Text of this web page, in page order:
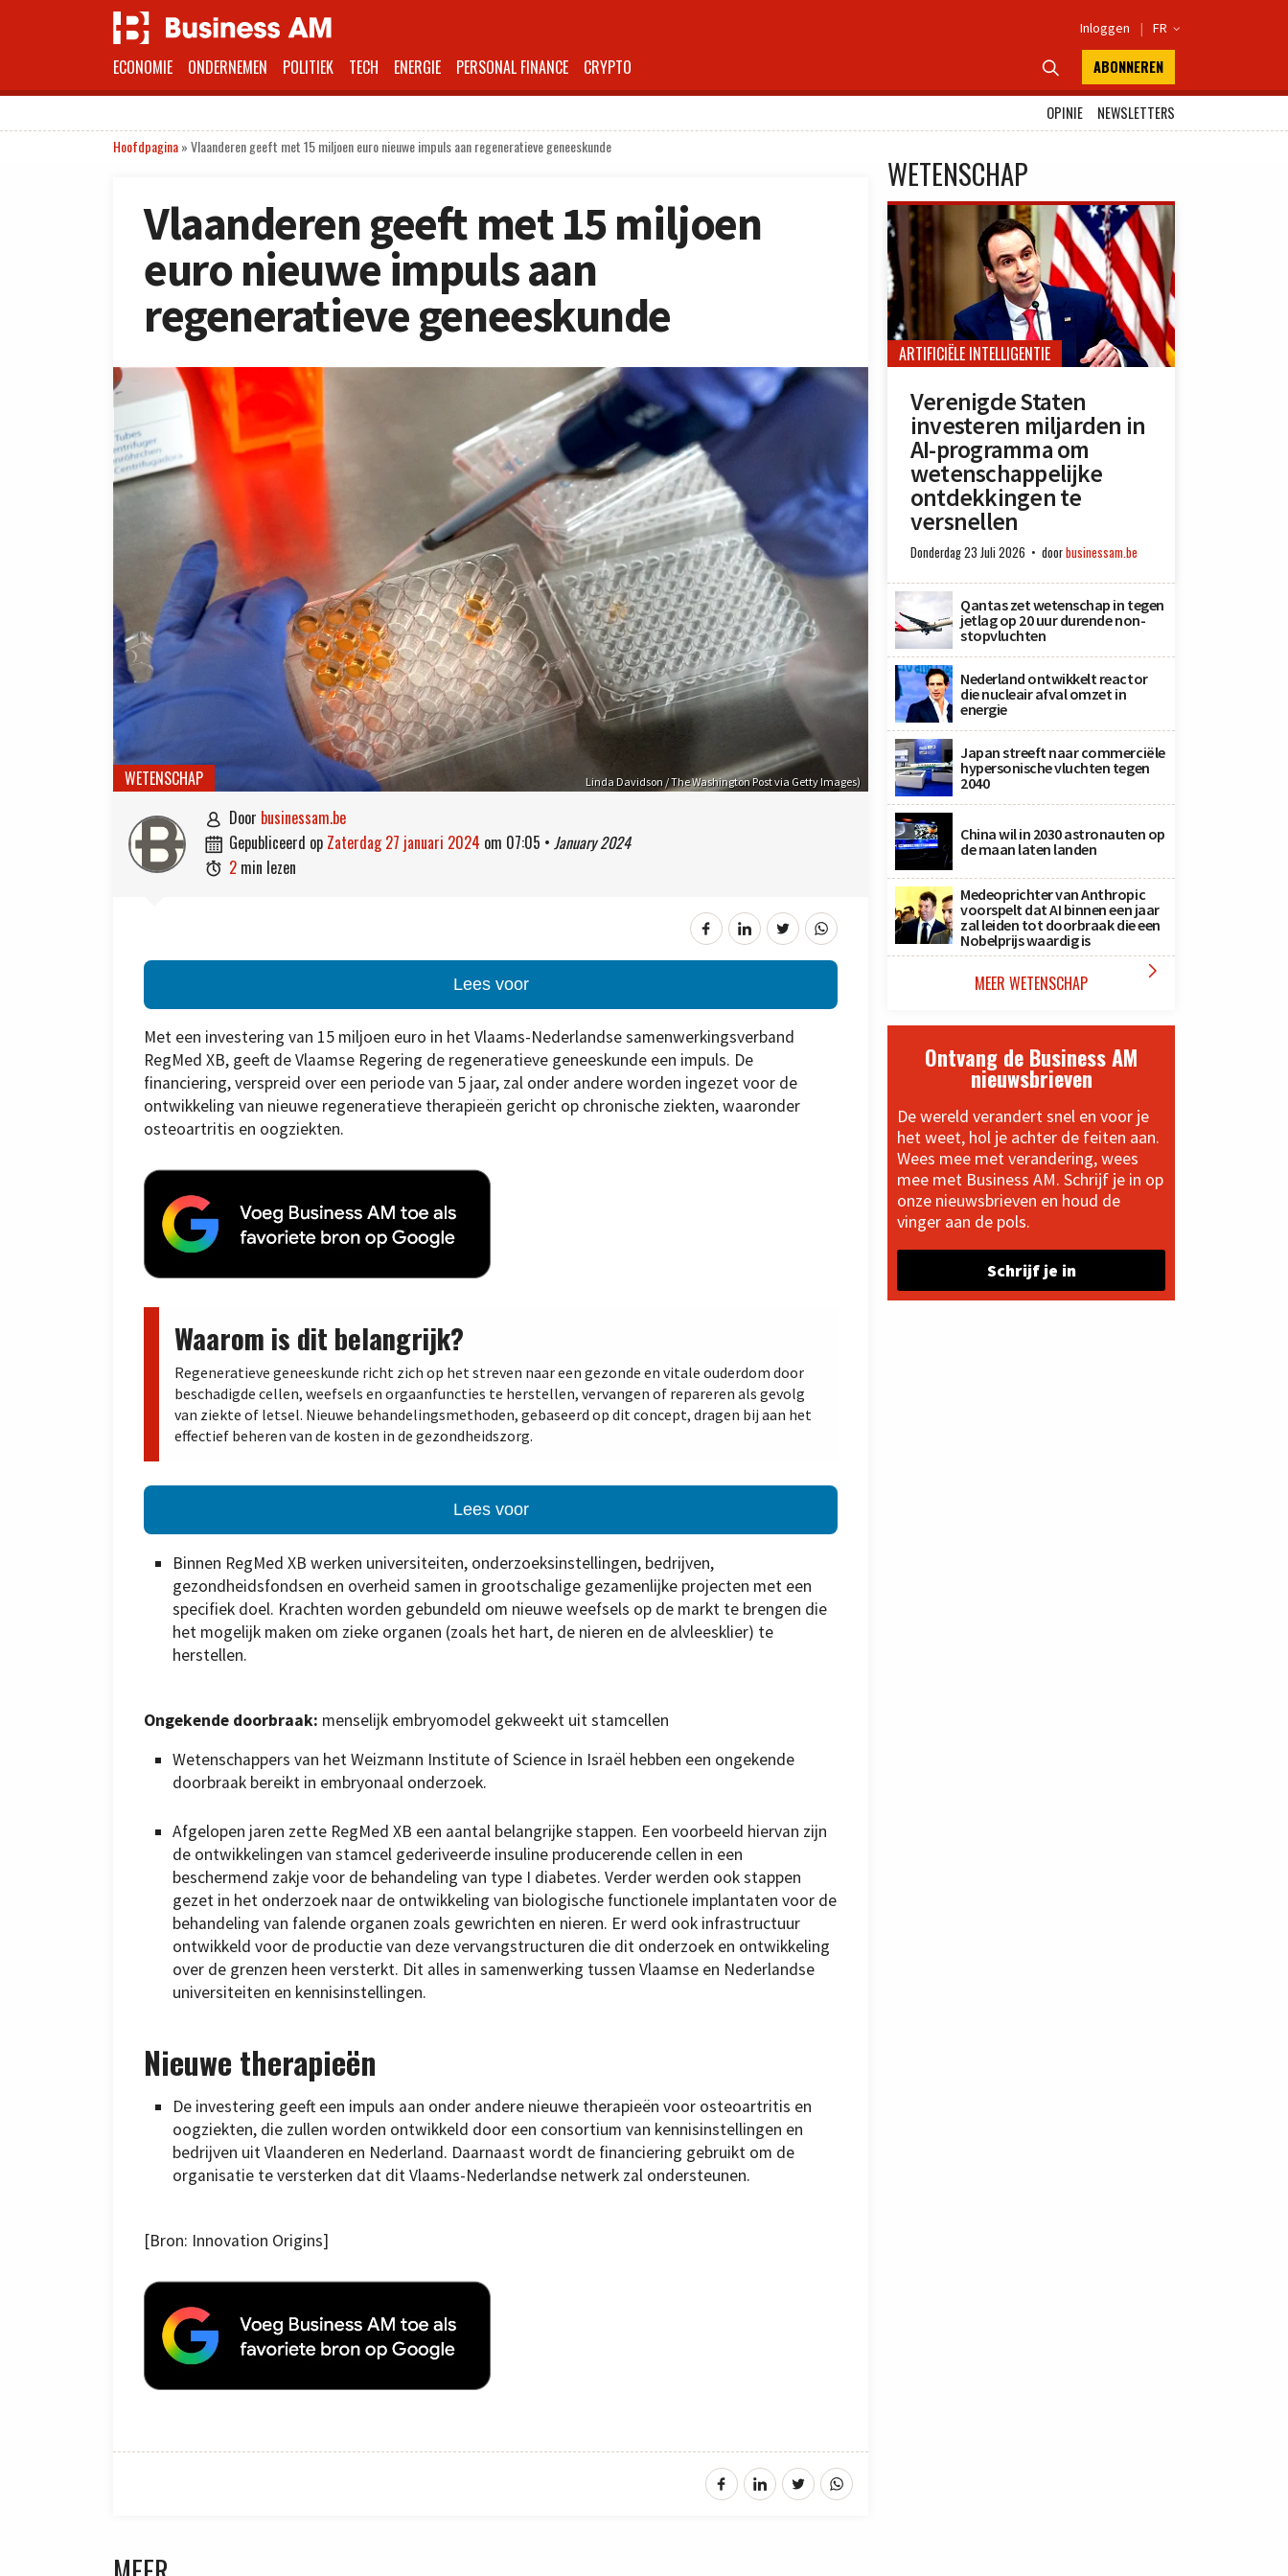
Inloggen | FR 
ECONOMIE ONDERNEMEN POLITIEK TECH ENERGIE PERSONAL FINANCE CRYPTO  ABONNEREN
OPINIE
NEWSLETTERS
Hoofdpagina»Vlaanderen geeft met 15 miljoen euro nieuwe impuls aan regeneratieve geneeskunde
Vlaanderen geeft met 15 miljoen
euro nieuwe impuls aan
regeneratieve geneeskunde
Linda Davidson / The Washington Post via Getty Images)
WETENSCHAP
 door businessam.be
 gepubliceerd op zaterdag 27 januari 2024 om 07:05 • January 2024
 2 min lezen
Lees voor
Met een investering van 15 miljoen euro in het Vlaams-Nederlandse samenwerkingsverband
RegMed XB, geeft de Vlaamse Regering de regeneratieve geneeskunde een impuls. De
financiering, verspreid over een periode van 5 jaar, zal onder andere worden ingezet voor de
ontwikkeling van nieuwe regeneratieve therapieën gericht op chronische ziekten, waaronder
osteoartritis en oogziekten.
Waarom is dit belangrijk?
Regeneratieve geneeskunde richt zich op het streven naar een gezonde en vitale ouderdom door
beschadigde cellen, weefsels en orgaanfuncties te herstellen, vervangen of repareren als gevolg
van ziekte of letsel. Nieuwe behandelingsmethoden, gebaseerd op dit concept, dragen bij aan het
effectief beheren van de kosten in de gezondheidszorg.
Lees voor
Binnen RegMed XB werken universiteiten, onderzoeksinstellingen, bedrijven,
gezondheidsfondsen en overheid samen in grootschalige gezamenlijke projecten met een
specifiek doel. Krachten worden gebundeld om nieuwe weefsels op de markt te brengen die
het mogelijk maken om zieke organen (zoals het hart, de nieren en de alvleesklier) te
herstellen.
Ongekende doorbraak: menselijk embryomodel gekweekt uit stamcellen
Wetenschappers van het Weizmann Institute of Science in Israël hebben een ongekende
doorbraak bereikt in embryonaal onderzoek.
Afgelopen jaren zette RegMed XB een aantal belangrijke stappen. Een voorbeeld hiervan zijn
de ontwikkelingen van stamcel gederiveerde insuline producerende cellen in een
beschermend zakje voor de behandeling van type I diabetes. Verder werden ook stappen
gezet in het onderzoek naar de ontwikkeling van biologische functionele implantaten voor de
behandeling van falende organen zoals gewrichten en nieren. Er werd ook infrastructuur
ontwikkeld voor de productie van deze vervangstructuren die dit onderzoek en ontwikkeling
over de grenzen heen versterkt. Dit alles in samenwerking tussen Vlaamse en Nederlandse
universiteiten en kennisinstellingen.
Nieuwe therapieën
De investering geeft een impuls aan onder andere nieuwe therapieën voor osteoartritis en
oogziekten, die zullen worden ontwikkeld door een consortium van kennisinstellingen en
bedrijven uit Vlaanderen en Nederland. Daarnaast wordt de financiering gebruikt om de
organisatie te versterken dat dit Vlaams-Nederlandse netwerk zal ondersteunen.
[Bron: Innovation Origins]
WETENSCHAP
ARTIFICIËLE INTELLIGENTIE
Verenigde Staten
investeren miljarden in
AI-programma om
wetenschappelijke
ontdekkingen te
versnellen
Donderdag 23 Juli 2026 doorbusinessam.be
Qantas zet wetenschap in tegen
jetlag op 20 uur durende non-
stopvluchten
Nederland ontwikkelt reactor
die nucleair afval omzet in
energie
Japan streeft naar commerciële
hypersonische vluchten tegen
2040
China wil in 2030 astronauten op
de maan laten landen
Medeoprichter van Anthropic
voorspelt dat AI binnen een jaar
zal leiden tot doorbraak die een
Nobelprijs waardig is
MEER WETENSCHAP 
Ontvang de Business AM
nieuwsbrieven
De wereld verandert snel en voor je
het weet, hol je achter de feiten aan.
Wees mee met verandering, wees
mee met Business AM. Schrijf je in op
onze nieuwsbrieven en houd de
vinger aan de pols.
Schrijf je in